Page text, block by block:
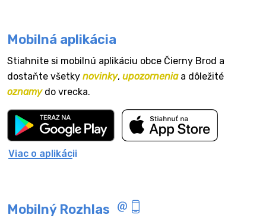
Mobilná aplikácia
Stiahnite si mobilnú aplikáciu obce Čierny Brod a
dostaňte všetky novinky, upozorneniaa dôležité
oznamydo vrecka.
Viac o aplikácii
Mobilný Rozhlas